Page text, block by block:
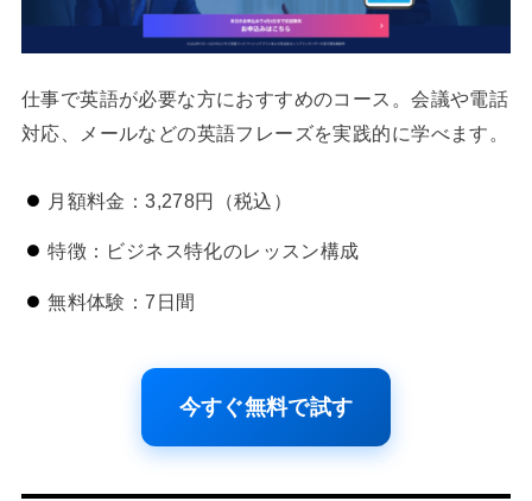
仕事で英語が必要な方におすすめのコース。会議や電話
対応、メールなどの英語フレーズを実践的に学べます。
月額料金：3,278円（税込）
特徴：ビジネス特化のレッスン構成
無料体験：7日間
今すぐ無料で試す